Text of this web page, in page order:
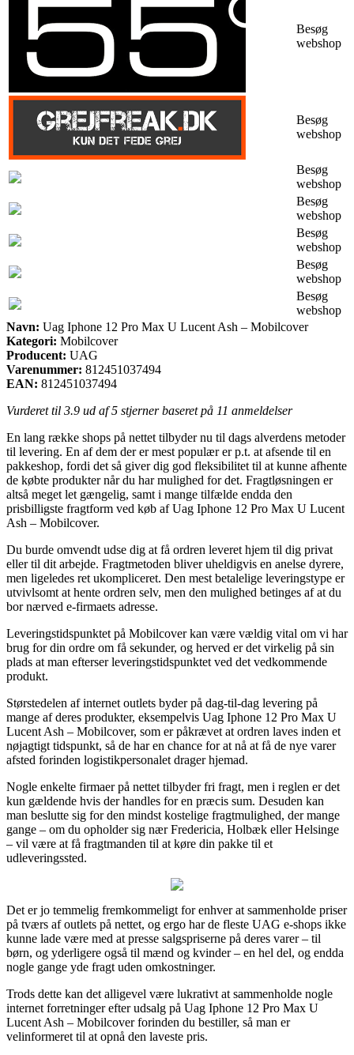
Besøg
webshop
Besøg
webshop
Besøg
webshop
Besøg
webshop
Besøg
webshop
Besøg
webshop
Besøg
webshop
Navn: Uag Iphone 12 Pro Max U Lucent Ash – Mobilcover
Kategori: Mobilcover
Producent: UAG
Varenummer: 812451037494
EAN: 812451037494
Vurderet til 3.9 ud af 5 stjerner baseret på 11 anmeldelser
En lang række shops på nettet tilbyder nu til dags alverdens metoder
til levering. En af dem der er mest populær er p.t. at afsende til en
pakkeshop, fordi det så giver dig god fleksibilitet til at kunne afhente
de købte produkter når du har mulighed for det. Fragtløsningen er
altså meget let gængelig, samt i mange tilfælde endda den
prisbilligste fragtform ved køb af Uag Iphone 12 Pro Max U Lucent
Ash – Mobilcover.
Du burde omvendt udse dig at få ordren leveret hjem til dig privat
eller til dit arbejde. Fragtmetoden bliver uheldigvis en anelse dyrere,
men ligeledes ret ukompliceret. Den mest betalelige leveringstype er
utvivlsomt at hente ordren selv, men den mulighed betinges af at du
bor nærved e-firmaets adresse.
Leveringstidspunktet på Mobilcover kan være vældig vital om vi har
brug for din ordre om få sekunder, og herved er det virkelig på sin
plads at man efterser leveringstidspunktet ved det vedkommende
produkt.
Størstedelen af internet outlets byder på dag-til-dag levering på
mange af deres produkter, eksempelvis Uag Iphone 12 Pro Max U
Lucent Ash – Mobilcover, som er påkrævet at ordren laves inden et
nøjagtigt tidspunkt, så de har en chance for at nå at få de nye varer
afsted forinden logistikpersonalet drager hjemad.
Nogle enkelte firmaer på nettet tilbyder fri fragt, men i reglen er det
kun gældende hvis der handles for en præcis sum. Desuden kan
man beslutte sig for den mindst kostelige fragtmulighed, der mange
gange – om du opholder sig nær Fredericia, Holbæk eller Helsinge
– vil være at få fragtmanden til at køre din pakke til et
udleveringssted.
Det er jo temmelig fremkommeligt for enhver at sammenholde priser
på tværs af outlets på nettet, og ergo har de fleste UAG e-shops ikke
kunne lade være med at presse salgspriserne på deres varer – til
børn, og yderligere også til mænd og kvinder – en hel del, og endda
nogle gange yde fragt uden omkostninger.
Trods dette kan det alligevel være lukrativt at sammenholde nogle
internet forretninger efter udsalg på Uag Iphone 12 Pro Max U
Lucent Ash – Mobilcover forinden du bestiller, så man er
velinformeret til at opnå den laveste pris.